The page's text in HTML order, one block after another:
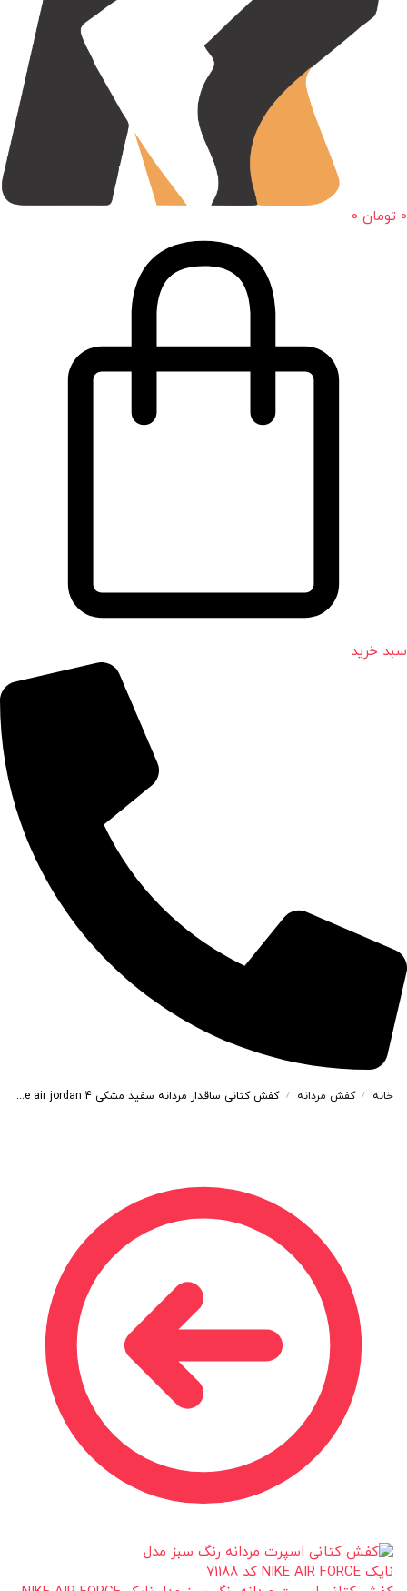
0 تومان 0
سبد خرید
خانه / کفش مردانه / کفش کتانی ساقدار مردانه سفید مشکی Nike air jordan 4 کد 717345